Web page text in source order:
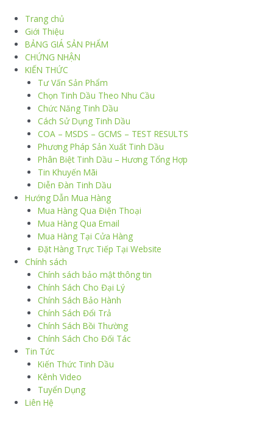
Trang chủ
Giới Thiệu
BẢNG GIÁ SẢN PHẨM
CHỨNG NHẬN
KIẾN THỨC
Tư Vấn Sản Phẩm
Chọn Tinh Dầu Theo Nhu Cầu
Chức Năng Tinh Dầu
Cách Sử Dụng Tinh Dầu
COA – MSDS – GCMS – TEST RESULTS
Phương Pháp Sản Xuất Tinh Dầu
Phân Biệt Tinh Dầu – Hương Tổng Hợp
Tin Khuyến Mãi
Diễn Đàn Tinh Dầu
Hướng Dẫn Mua Hàng
Mua Hàng Qua Điện Thoại
Mua Hàng Qua Email
Mua Hàng Tại Cửa Hàng
Đặt Hàng Trực Tiếp Tại Website
Chính sách
Chính sách bảo mật thông tin
Chính Sách Cho Đại Lý
Chính Sách Bảo Hành
Chính Sách Đổi Trả
Chính Sách Bồi Thường
Chính Sách Cho Đối Tác
Tin Tức
Kiến Thức Tinh Dầu
Kênh Video
Tuyển Dụng
Liên Hệ